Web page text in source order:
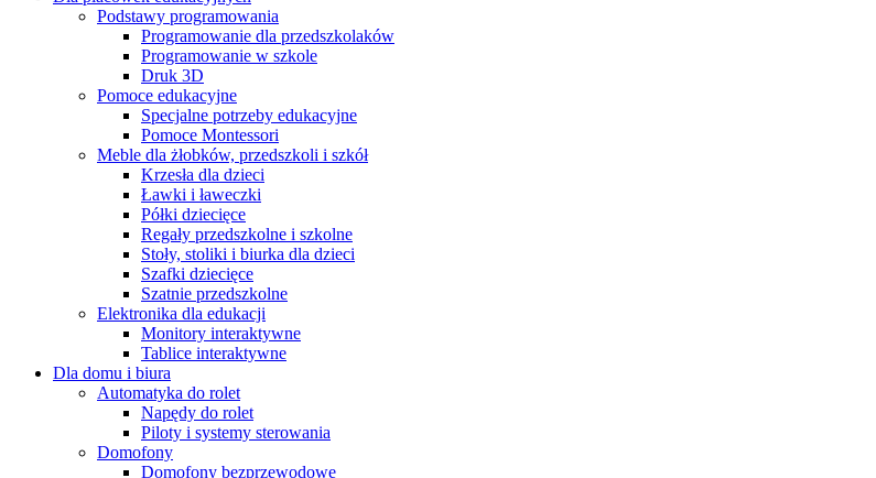
Podstawy programowania
Programowanie dla przedszkolaków
Programowanie w szkole
Druk 3D
Pomoce edukacyjne
Specjalne potrzeby edukacyjne
Pomoce Montessori
Meble dla żłobków, przedszkoli i szkół
Krzesła dla dzieci
Ławki i ławeczki
Półki dziecięce
Regały przedszkolne i szkolne
Stoły, stoliki i biurka dla dzieci
Szafki dziecięce
Szatnie przedszkolne
Elektronika dla edukacji
Monitory interaktywne
Tablice interaktywne
Dla domu i biura
Automatyka do rolet
Napędy do rolet
Piloty i systemy sterowania
Domofony
Domofony bezprzewodowe